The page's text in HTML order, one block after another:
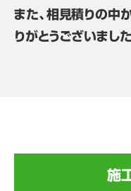
また、相見積りの中
りがとうございました
施